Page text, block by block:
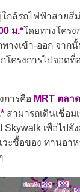
ใกล้รถไฟฟ้าสายสี
ม.*โดยทางโครง
ทางเข้า-ออก จาก
โครงการไปจอดที่
การคือ MRT ตลา
สามารถเดินเชื่อม
Skywalk เพื่อไปยั
วะซื้อของ ทานอา